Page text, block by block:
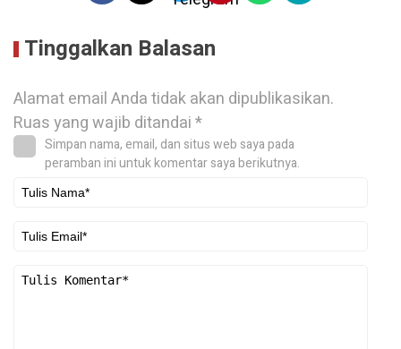
Tinggalkan Balasan
Alamat email Anda tidak akan dipublikasikan.
Ruas yang wajib ditandai*
Simpan nama, email, dan situs web saya pada
peramban ini untuk komentar saya berikutnya.